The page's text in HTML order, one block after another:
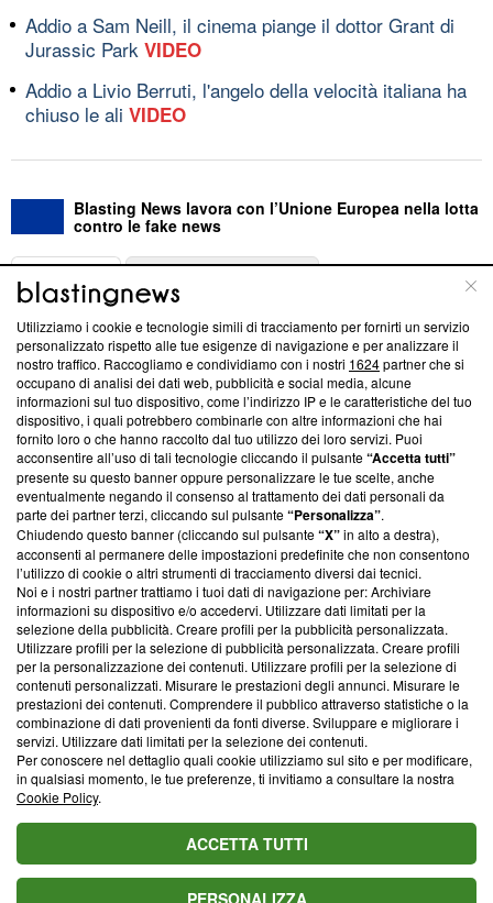
Addio a Sam Neill, il cinema piange il dottor Grant di
Jurassic Park VIDEO
Addio a Livio Berruti, l'angelo della velocità italiana ha
chiuso le ali VIDEO
Blasting News lavora con l’Unione Europea nella lotta
contro le fake news
ABOUT
Questa sezione offre informazioni trasparenti su Blasting
News, sui nostri processi editoriali e su come ci impegniamo a
creare news di qualità. Inoltre, afferma la nostra aderenza a
‘Trust Project - News with Integrity’Blasting News non è
ancora membro del programma, ma ha richiesto di farne
parte; Trust Project non ha ancora effettuato una verifica di
conformità agli standard.
Su di noi
Team editoriale
Corporate
Redazione
Informativa Privacy
Cookie Policy
Blasting SA, IDI CHE-247.845.224, Via Carlo Frasca, 3 - 6900
Lugano (Svizzera) Tel:+39 0690258937
© 2026 Blasting News
Utilizziamo i cookie e tecnologie simili di tracciamento per fornirti un servizio
personalizzato rispetto alle tue esigenze di navigazione e per analizzare il
nostro traffico. Raccogliamo e condividiamo con i nostri 1624partner che si
occupano di analisi dei dati web, pubblicità e social media, alcune
informazioni sul tuo dispositivo, come l’indirizzo IP e le caratteristiche del tuo
dispositivo, i quali potrebbero combinarle con altre informazioni che hai
fornito loro o che hanno raccolto dal tuo utilizzo dei loro servizi. Puoi
acconsentire all’uso di tali tecnologie cliccando il pulsante“Accetta tutti”
presente su questo banner oppure personalizzare le tue scelte, anche
eventualmente negando il consenso al trattamento dei dati personali da
parte dei partner terzi, cliccando sul pulsante“Personalizza”.
Chiudendo questo banner (cliccando sul pulsante“X”in alto a destra),
acconsenti al permanere delle impostazioni predefinite che non consentono
l’utilizzo di cookie o altri strumenti di tracciamento diversi dai tecnici.
Noi e i nostri partner trattiamo i tuoi dati di navigazione per: Archiviare
informazioni su dispositivo e/o accedervi. Utilizzare dati limitati per la
selezione della pubblicità. Creare profili per la pubblicità personalizzata.
Utilizzare profili per la selezione di pubblicità personalizzata. Creare profili
per la personalizzazione dei contenuti. Utilizzare profili per la selezione di
contenuti personalizzati. Misurare le prestazioni degli annunci. Misurare le
prestazioni dei contenuti. Comprendere il pubblico attraverso statistiche o la
combinazione di dati provenienti da fonti diverse. Sviluppare e migliorare i
servizi. Utilizzare dati limitati per la selezione dei contenuti.
Per conoscere nel dettaglio quali cookie utilizziamo sul sito e per modificare,
in qualsiasi momento, le tue preferenze, ti invitiamo a consultare la nostra
Cookie Policy.
ACCETTA TUTTI
PERSONALIZZA